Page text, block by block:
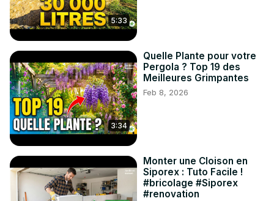
5:33
3:34
Quelle Plante pour votre
Pergola ? Top 19 des
Meilleures Grimpantes
Feb 8, 2026
Monter une Cloison en
Siporex : Tuto Facile !
#bricolage #Siporex
#renovation